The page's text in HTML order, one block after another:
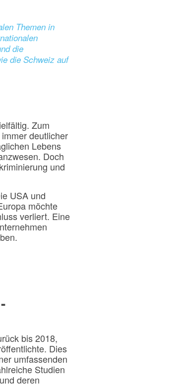
Themen in
die
die Schweiz auf
Zum
deutlicher
Lebens
Doch
und
USA und
möchte
verliert. Eine
bis 2018,
Dies
umfassenden
Studien
deren